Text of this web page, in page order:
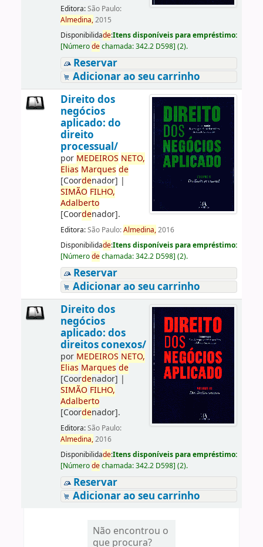
Editora:São Paulo:
Almedina,2015
Disponibilidade:Itens disponíveis para empréstimo:
[Númerodechamada:342.2 D598] (2).
Reservar
Adicionar ao seu carrinho
Direito dos
negócios
aplicado: do
direito
processual/
por MEDEIROS NETO,
Elias Marques de
[Coordenador] |
SIMÃO FILHO,
Adalberto
[Coordenador].
Editora:São Paulo:Almedina,2016
Disponibilidade:Itens disponíveis para empréstimo:
[Númerodechamada:342.2 D598] (2).
Reservar
Adicionar ao seu carrinho
Direito dos
negócios
aplicado: dos
direitos conexos/
por MEDEIROS NETO,
Elias Marques de
[Coordenador] |
SIMÃO FILHO,
Adalberto
[Coordenador].
Editora:São Paulo:
Almedina,2016
Disponibilidade:Itens disponíveis para empréstimo:
[Númerodechamada:342.2 D598] (2).
Reservar
Adicionar ao seu carrinho
Não encontrou o
que procura?